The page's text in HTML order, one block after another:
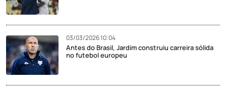
03/03/2026 10:04
Antes do Brasil, Jardim construiu carreira sólida
no futebol europeu